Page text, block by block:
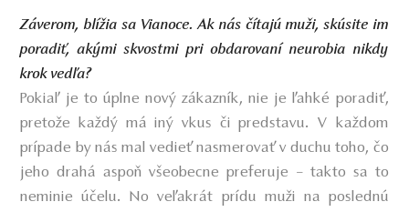
Záverom, blížia sa Vianoce. Ak nás čítajú muži, skúsite im
poradiť, akými skvostmi pri obdarovaní neurobia nikdy
krok vedľa?
Pokiaľ je to úplne nový zákazník, nie je ľahké poradiť,
pretože každý má iný vkus či predstavu. V každom
prípade by nás mal vedieť nasmerovať v duchu toho, čo
jeho drahá aspoň všeobecne preferuje – takto sa to
neminie účelu. No veľakrát prídu muži na poslednú